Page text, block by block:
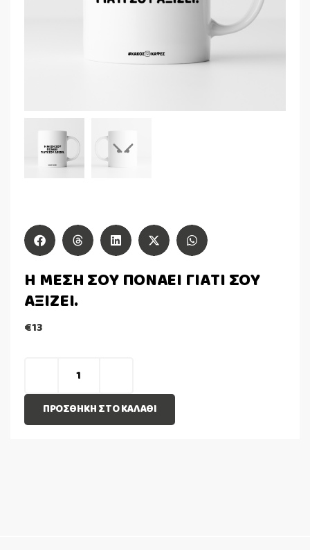
Η ΜΕΣΗ ΣΟΥ ΠΟΝΑΕΙ ΓΙΑΤΙ ΣΟΥ
ΑΞΙΖΕΙ.
€13
ΠΡΟΣΘΉΚΗ ΣΤΟ ΚΑΛΆΘΙ